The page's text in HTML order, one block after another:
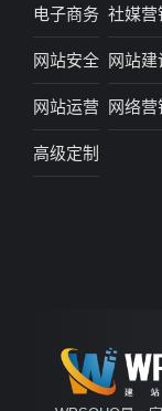
电子商务 社媒营
网站安全 网站建
网站运营 网络营
高级定制